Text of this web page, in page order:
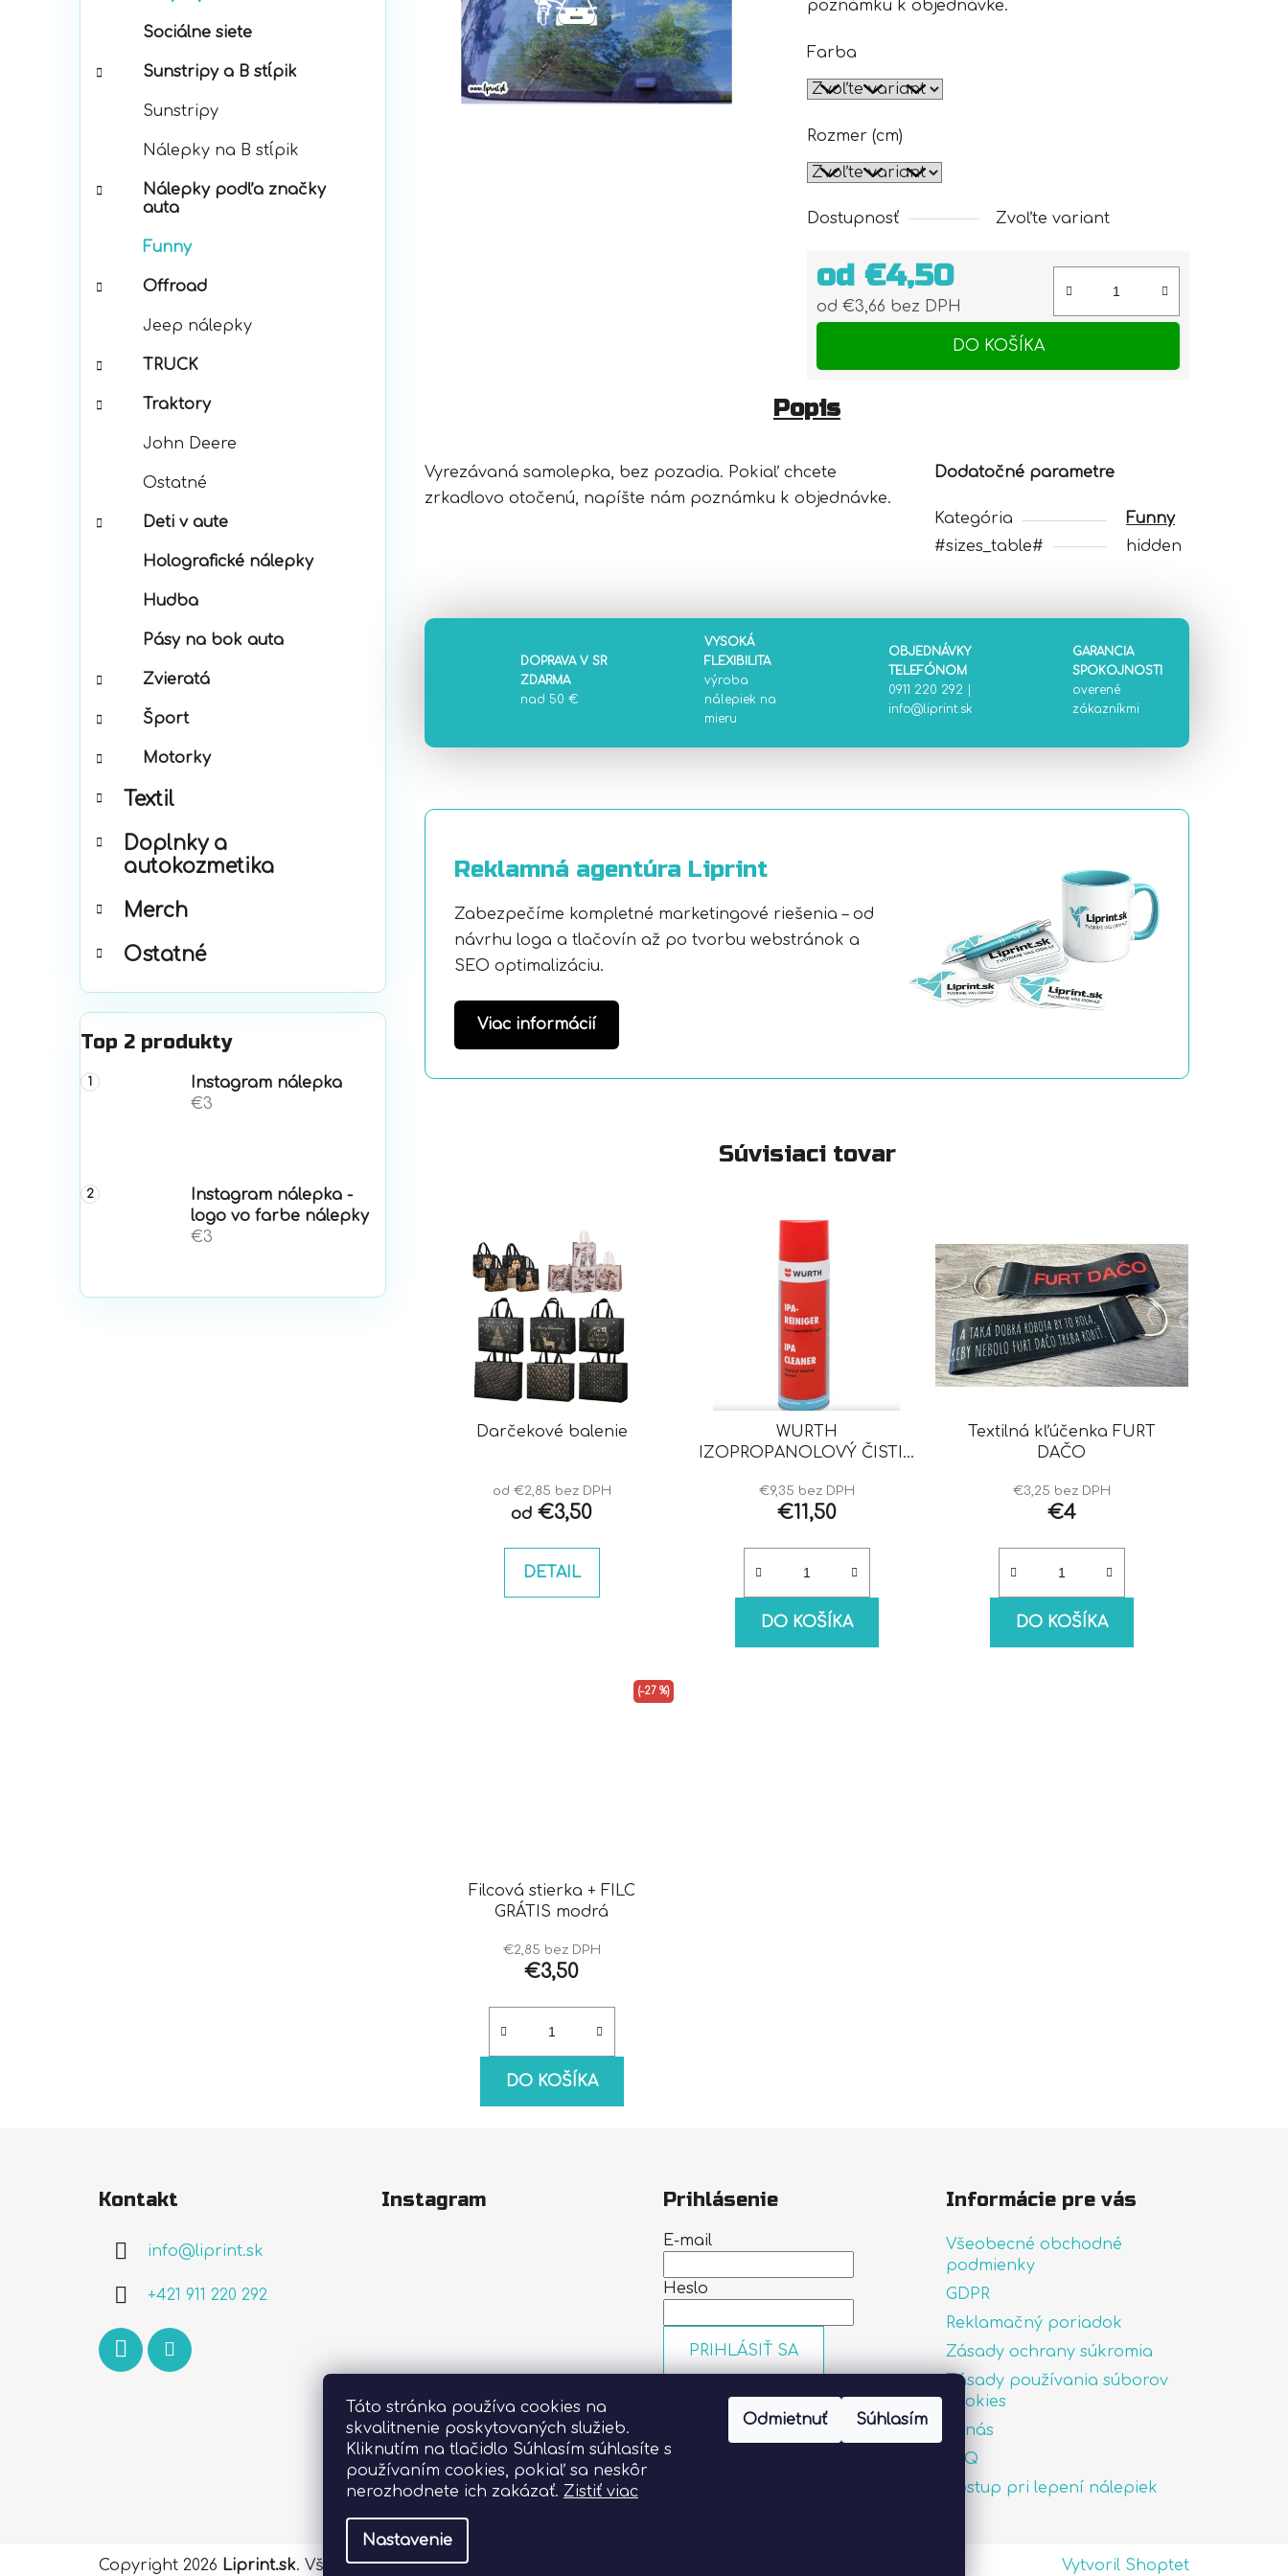
Táto stránka používa cookies na
skvalitnenie poskytovaných služieb.
Kliknutím na tlačidlo Súhlasím súhlasíte s
používaním cookies, pokiaľ sa neskôr
nerozhodnete ich zakázať. Zistiť viac
Nastavenie
Odmietnuť Súhlasím
Sociálne siete
Sunstripy a B stĺpik
Sunstripy
Nálepky na B stĺpik
Nálepky podľa značky
auta
Funny
Offroad
Jeep nálepky
TRUCK
Traktory
John Deere
Ostatné
Deti v aute
Holografické nálepky
Hudba
Pásy na bok auta
Zvieratá
Šport
Motorky
Textil
Doplnky a
autokozmetika
Merch
Ostatné
Top 2 produkty
Instagram nálepka
€3
Instagram nálepka -
logo vo farbe nálepky
€3
poznámku k objednávke.
Farba
Rozmer (cm)
Dostupnosť Zvoľte variant
od €4,50
od €3,66 bez DPH
Jednotková cena:
DO KOŠÍKA
Popis
Vyrezávaná samolepka, bez pozadia. Pokiaľ chcete
zrkadlovo otočenú, napíšte nám poznámku k objednávke.
Dodatočné parametre
Kategória
Funny
#sizes_table#
hidden
DOPRAVA V SR
ZDARMA
nad 50 €
VYSOKÁ
FLEXIBILITA
výroba
nálepiek na
mieru
OBJEDNÁVKY
TELEFÓNOM
0911 220 292
info@liprint.sk
GARANCIA
SPOKOJNOSTI
overené
zákazníkmi
Reklamná agentúra Liprint
Zabezpečíme kompletné marketingové riešenia – od
návrhu loga a tlačovín až po tvorbu webstránok a
SEO optimalizáciu.
Viac informácií
Súvisiaci tovar
Darčekové balenie
od €2,85 bez DPH
od €3,50
DETAIL
WURTH
IZOPROPANOLOVÝ ČISTIČ
€9,35 bez DPH
€11,50
DO KOŠÍKA
Textilná kľúčenka FURT
DAČO
€3,25 bez DPH
€4
DO KOŠÍKA
Filcová stierka + FILC
GRÁTIS modrá
€2,85 bez DPH
€3,50
(–27 %)
DO KOŠÍKA
Kontakt
info@liprint.sk
+421 911 220 292
Instagram
Sledovať na Instagrame
Prihlásenie
E-mail
Heslo
PRIHLÁSIŤ SA
Informácie pre vás
Všeobecné obchodné
podmienky
GDPR
Reklamačný poriadok
Zásady ochrany súkromia
Zásady používania súborov
cookies
O nás
FAQ
Postup pri lepení nálepiek
Vytvoril Shoptet
Copyright 2026 Liprint.sk. Všetky práva vyhradené.